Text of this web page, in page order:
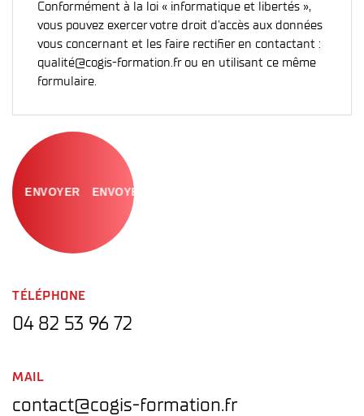
Conformément à la loi « informatique et libertés »,
vous pouvez exercer votre droit d'accès aux données
vous concernant et les faire rectifier en contactant :
qualité@cogis-formation.fr ou en utilisant ce même
formulaire.
ENVOYER
TÉLÉPHONE
04 82 53 96 72
MAIL
contact@cogis-formation.fr